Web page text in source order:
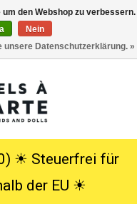
☀︎ Steuerfrei für
der EU ☀︎
den Webshop zu verbessern.
Nein
unsere Datenschutzerklärung. »